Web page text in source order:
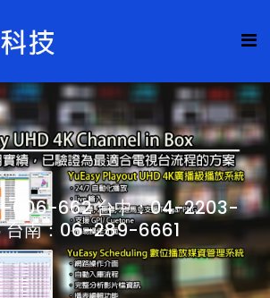
006-662 台中：04-2203-
台南：06-289-6661